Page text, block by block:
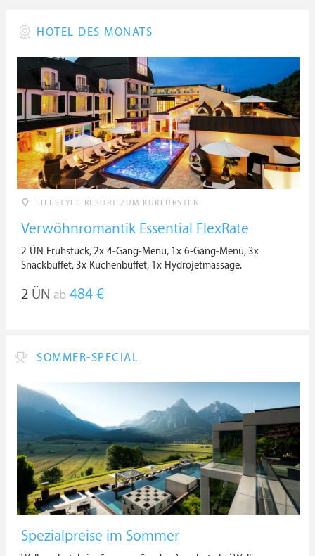
HOTEL DES MONATS
LIFESTYLE RESORT ZUM KURFÜRSTEN
Verwöhnromantik Essential FlexRate
2 ÜN Frühstück, 2x 4-Gang-Menü, 1x 6-Gang-Menü, 3x
Snackbuffet, 3x Kuchenbuffet, 1x Hydrojetmassage.
2 ÜN ab 484 €
SOMMER-SPECIAL
Spezialpreise im Sommer